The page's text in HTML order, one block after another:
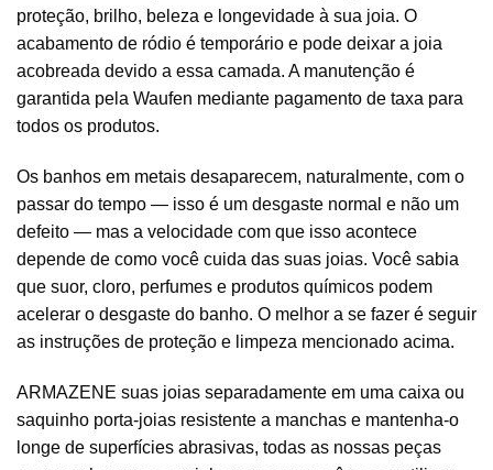
proteção, brilho, beleza e longevidade à sua joia. O
acabamento de ródio é temporário e pode deixar a joia
acobreada devido a essa camada. A manutenção é
garantida pela Waufen mediante pagamento de taxa para
todos os produtos.
Os banhos em metais desaparecem, naturalmente, com o
passar do tempo — isso é um desgaste normal e não um
defeito — mas a velocidade com que isso acontece
depende de como você cuida das suas joias. Você sabia
que suor, cloro, perfumes e produtos químicos podem
acelerar o desgaste do banho. O melhor a se fazer é seguir
as instruções de proteção e limpeza mencionado acima.
ARMAZENE suas joias separadamente em uma caixa ou
saquinho porta-joias resistente a manchas e mantenha-o
longe de superfícies abrasivas, todas as nossas peças